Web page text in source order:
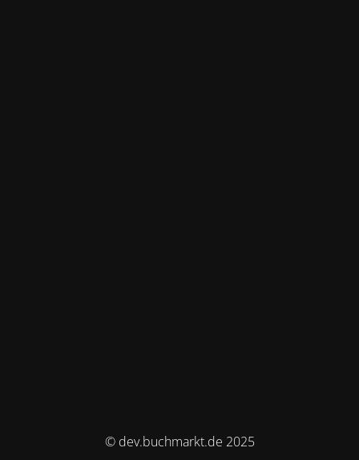
© dev.buchmarkt.de 2025